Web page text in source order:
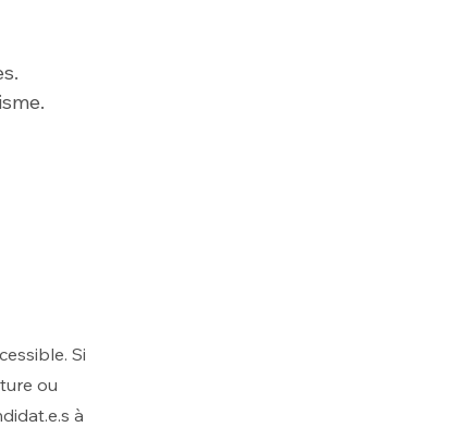
Si
ou
à